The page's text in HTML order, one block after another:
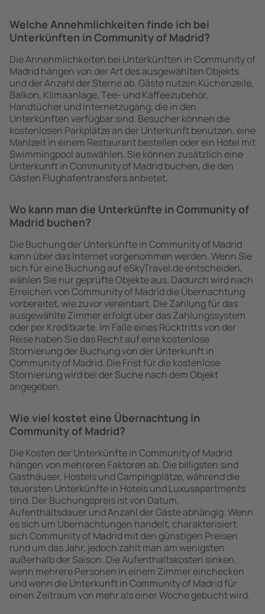
Welche Annehmlichkeiten finde ich bei
Unterkünften in Community of Madrid?
Die Annehmlichkeiten bei Unterkünften in Community of
Madrid hängen von der Art des ausgewählten Objekts
und der Anzahl der Sterne ab. Gäste nutzen Küchenzeile,
Balkon, Klimaanlage, Tee- und Kaffeezubehör,
Handtücher und Internetzugang, die in den
Unterkünften verfügbar sind. Besucher können die
kostenlosen Parkplätze an der Unterkunft benutzen, eine
Mahlzeit in einem Restaurant bestellen oder ein Hotel mit
Swimmingpool auswählen. Sie können zusätzlich eine
Unterkunft in Community of Madrid buchen, die den
Gästen Flughafentransfers anbietet.
Wo kann man die Unterkünfte in Community of
Madrid buchen?
Die Buchung der Unterkünfte in Community of Madrid
kann über das Internet vorgenommen werden. Wenn Sie
sich für eine Buchung auf eSkyTravel.de entscheiden,
wählen Sie nur geprüfte Objekte aus. Dadurch wird nach
Erreichen von Community of Madrid die Übernachtung
vorbereitet, wie zuvor vereinbart. Die Zahlung für das
ausgewählte Zimmer erfolgt über das Zahlungssystem
oder per Kreditkarte. Im Falle eines Rücktritts von der
Reise haben Sie das Recht auf eine kostenlose
Stornierung der Buchung von der Unterkunft in
Community of Madrid. Die Frist für die kostenlose
Stornierung wird bei der Suche nach dem Objekt
angegeben.
Wie viel kostet eine Übernachtung in
Community of Madrid?
Die Kosten der Unterkünfte in Community of Madrid
hängen von mehreren Faktoren ab. Die billigsten sind
Gasthäuser, Hostels und Campingplätze, während die
teuersten Unterkünfte in Hotels und Luxusapartments
sind. Der Buchungspreis ist von Datum,
Aufenthaltsdauer und Anzahl der Gäste abhängig. Wenn
es sich um Übernachtungen handelt, charakterisiert
sich Community of Madrid mit den günstigen Preisen
rund um das Jahr, jedoch zahlt man am wenigsten
außerhalb der Saison. Die Aufenthaltskosten sinken,
wenn mehrere Personen in einem Zimmer einchecken
und wenn die Unterkunft in Community of Madrid für
einen Zeitraum von mehr als einer Woche gebucht wird.